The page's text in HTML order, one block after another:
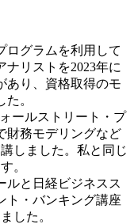
ログラムを利用して
ナリストを2023年に
あり、資格取得のモ
。
ォールストリート・プ
財務モデリングなど
しました。私と同じ
。
ルと日経ビジネスス
ト・バンキング講座
した。